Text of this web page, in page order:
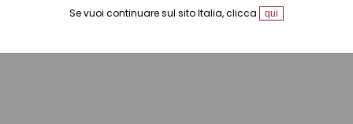
Se vuoi continuare sul sito Italia, clicca qui